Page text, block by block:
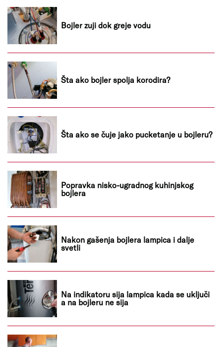
Bojler zuji dok greje vodu
Šta ako bojler spolja korodira?
Šta ako se čuje jako pucketanje u bojleru?
Popravka nisko-ugradnog kuhinjskog
bojlera
Nakon gašenja bojlera lampica i dalje
svetli
Na indikatoru sija lampica kada se uključi
a na bojleru ne sija